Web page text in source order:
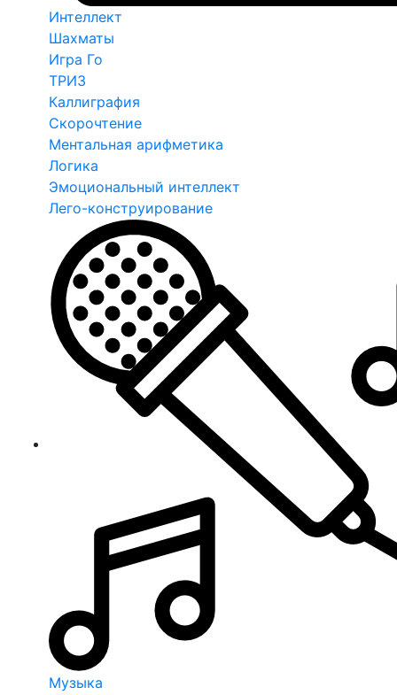
Интеллект
Шахматы
Игра Го
ТРИЗ
Каллиграфия
Скорочтение
Ментальная арифметика
Логика
Эмоциональный интеллект
Лего-конструирование
Музыка